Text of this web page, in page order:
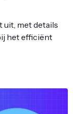
uit, met details
het efficiënt